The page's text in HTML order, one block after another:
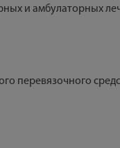
и амбулаторных
перевязочного